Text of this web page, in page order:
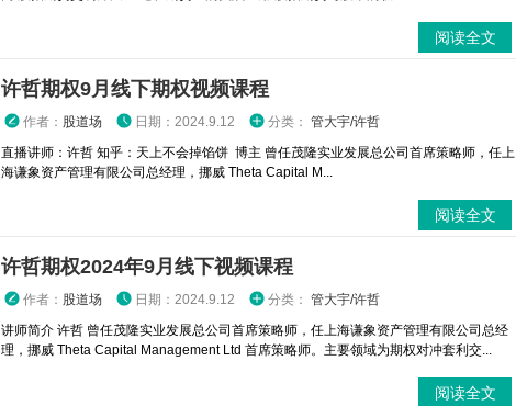
阅读全文
许哲期权9月线下期权视频课程
作者： 股道场 日期：2024.9.12 分类： 管大宇/许哲
直播讲师：许哲 知乎：天上不会掉馅饼 博主 曾任茂隆实业发展总公司首席策略师，任上
海谦象资产管理有限公司总经理，挪威 Theta Capital M...
阅读全文
许哲期权2024年9月线下视频课程
作者： 股道场 日期：2024.9.12 分类： 管大宇/许哲
讲师简介 许哲 曾任茂隆实业发展总公司首席策略师，任上海谦象资产管理有限公司总经
理，挪威 Theta Capital Management Ltd 首席策略师。主要领域为期权对冲套利交...
阅读全文